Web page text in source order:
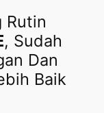
Rutin
, Sudah
Dan
Baik